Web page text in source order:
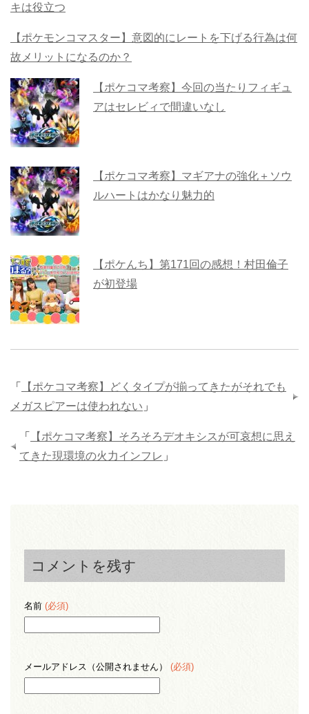
キは役立つ
【ポケモンコマスター】意図的にレートを下げる行為は何
故メリットになるのか？
【ポケコマ考察】今回の当たりフィギュ
アはセレビィで間違いなし
【ポケコマ考察】マギアナの強化＋ソウ
ルハートはかなり魅力的
【ポケんち】第171回の感想！村田倫子
が初登場
「
【ポケコマ考察】どくタイプが揃ってきたがそれでも
メガスピアーは使われない 」
「
【ポケコマ考察】そろそろデオキシスが可哀想に思え
てきた現環境の火力インフレ 」
コメントを残す
名前 (必須)
メールアドレス（公開されません） (必須)